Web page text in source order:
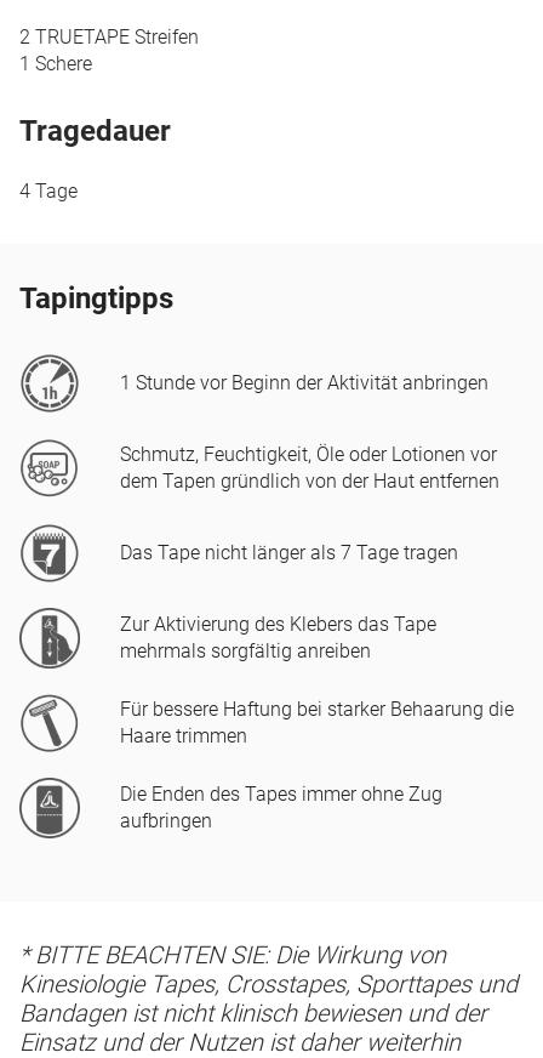
2 TRUETAPE Streifen
1 Schere
Tragedauer
4 Tage
Tapingtipps
1 Stunde vor Beginn der Aktivität anbringen
Schmutz, Feuchtigkeit, Öle oder Lotionen vor
dem Tapen gründlich von der Haut entfernen
Das Tape nicht länger als 7 Tage tragen
Zur Aktivierung des Klebers das Tape
mehrmals sorgfältig anreiben
Für bessere Haftung bei starker Behaarung die
Haare trimmen
Die Enden des Tapes immer ohne Zug
aufbringen
* BITTE BEACHTEN SIE: Die Wirkung von
Kinesiologie Tapes, Crosstapes, Sporttapes und
Bandagen ist nicht klinisch bewiesen und der
Einsatz und der Nutzen ist daher weiterhin